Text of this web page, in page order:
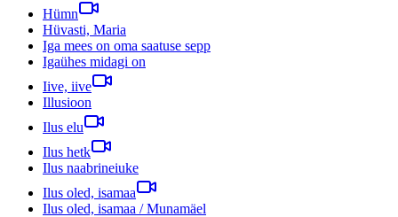
Hümn
Hüvasti, Maria
Iga mees on oma saatuse sepp
Igaühes midagi on
Iive, iive
Illusioon
Ilus elu
Ilus hetk
Ilus naabrineiuke
Ilus oled, isamaa
Ilus oled, isamaa / Munamäel